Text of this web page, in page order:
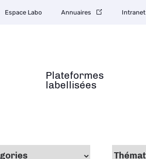
Plateformes
labellisées
Espace Labo Annuaires Intranet